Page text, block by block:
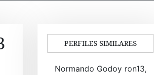
PERFILES SIMILARES
Normando Godoy ron13,